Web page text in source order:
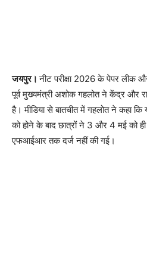
जयपुर।नीट परीक्षा 2026 के पेपर लीक
पूर्व मुख्यमंत्री अशोक गहलोत ने केंद्र और
है। मीडिया से बातचीत में गहलोत ने कहा
को होने के बाद छात्रों ने 3 और 4 मई को
एफआईआर तक दर्ज नहीं की गई।